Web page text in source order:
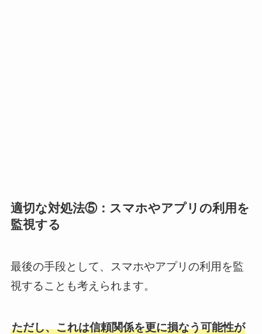
適切な対処法⑤：スマホやアプリの利用を
監視する
最後の手段として、スマホやアプリの利用を監
視することも考えられます。
ただし、これは信頼関係を更に損なう可能性が